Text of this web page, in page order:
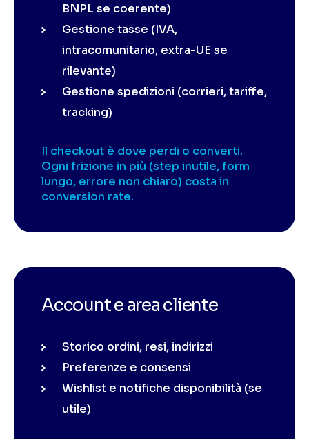
BNPL se coerente)
Gestione tasse (IVA,
intracomunitario, extra-UE se
rilevante)
Gestione spedizioni (corrieri, tariffe,
tracking)
Il checkout è dove perdi o converti.
Ogni frizione in più (step inutile, form
lungo, errore non chiaro) costa in
conversion rate.
Account e area cliente
Storico ordini, resi, indirizzi
Preferenze e consensi
Wishlist e notifiche disponibilità (se
utile)